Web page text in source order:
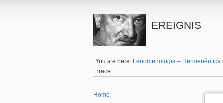
EREIGNIS
You are here: Fenomenologia – Hermenêutica
Trace:
Home